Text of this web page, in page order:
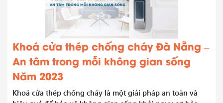
Khoá cửa thép chống cháy Đà Nẵng –
An tâm trong mỗi không gian sống
Năm 2023
Khoá cửa thép chống cháy là một giải pháp an toàn và